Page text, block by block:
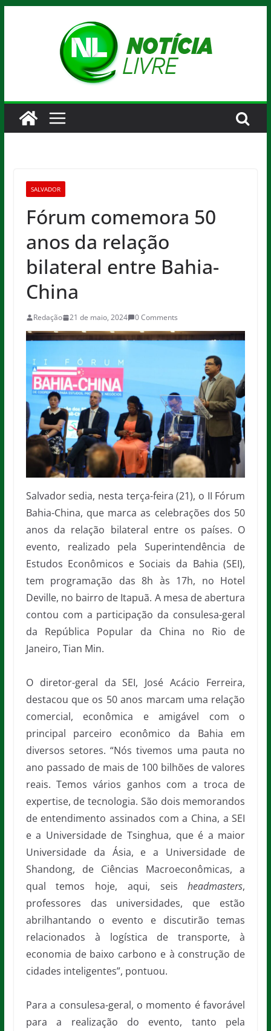
SALVADOR
Fórum comemora 50
anos da relação
bilateral entre Bahia-
China
Redação 21 de maio, 2024 0 Comments
Salvador sedia, nesta terça-feira (21), o II Fórum
Bahia-China, que marca as celebrações dos 50
anos da relação bilateral entre os países. O
evento, realizado pela Superintendência de
Estudos Econômicos e Sociais da Bahia (SEI),
tem programação das 8h às 17h, no Hotel
Deville, no bairro de Itapuã. A mesa de abertura
contou com a participação da consulesa-geral
da República Popular da China no Rio de
Janeiro, Tian Min.
O diretor-geral da SEI, José Acácio Ferreira,
destacou que os 50 anos marcam uma relação
comercial, econômica e amigável com o
principal parceiro econômico da Bahia em
diversos setores. “Nós tivemos uma pauta no
ano passado de mais de 100 bilhões de valores
reais. Temos vários ganhos com a troca de
expertise, de tecnologia. São dois memorandos
de entendimento assinados com a China, a SEI
e a Universidade de Tsinghua, que é a maior
Universidade da Ásia, e a Universidade de
Shandong, de Ciências Macroeconômicas, a
qual temos hoje, aqui, seisheadmasters,
professores das universidades, que estão
abrilhantando o evento e discutirão temas
relacionados à logística de transporte, à
economia de baixo carbono e à construção de
cidades inteligentes”, pontuou.
Para a consulesa-geral, o momento é favorável
para a realização do evento, tanto pela